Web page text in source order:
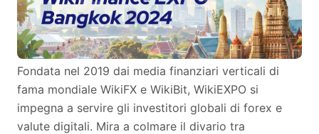
Fondata nel 2019 dai media finanziari verticali di
fama mondiale WikiFX e WikiBit, WikiEXPO si
impegna a servire gli investitori globali di forex e
valute digitali. Mira a colmare il divario tra